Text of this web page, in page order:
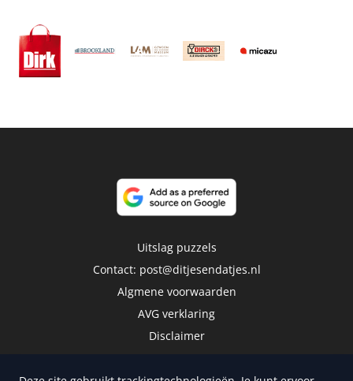
Uitslag puzzels
Contact: post@ditjesendatjes.nl
Algmene voorwaarden
AVG verklaring
Disclaimer